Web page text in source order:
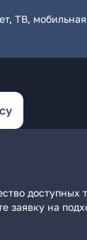
ТВ, мобильная
заявку на